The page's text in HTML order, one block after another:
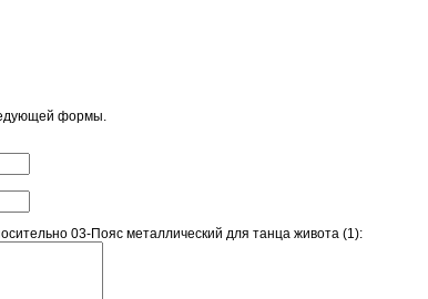
формы.
03-Пояс металлический для танца живота (1):